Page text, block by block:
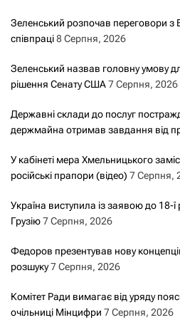
Зеленський розпочав переговори з
співпраці8 Серпня, 2026
Зеленський назвав головну умову
рішення Сенату США7 Серпня, 2026
Державні склади до послуг
держмайна отримав завдання від
У кабінеті мера Хмельницького
російські прапори (відео) 7 Серпня,
Україна виступила із заявою до 18-ї
Грузію7 Серпня, 2026
Федоров презентував нову
розшуку7 Серпня, 2026
Комітет Ради вимагає від уряду
очільниці Мінцифри 7 Серпня, 2026